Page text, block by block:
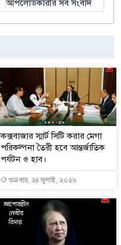
আপলোডকারীর সব সংবাদ
কক্সবাজার স্মার্ট সিটি করার মেগা
পরিকল্পনা তৈরী হবে আন্তর্জাতিক
পর্যটন ও হাব।
শুক্রবার, ২৪ জুলাই, ২০২৬